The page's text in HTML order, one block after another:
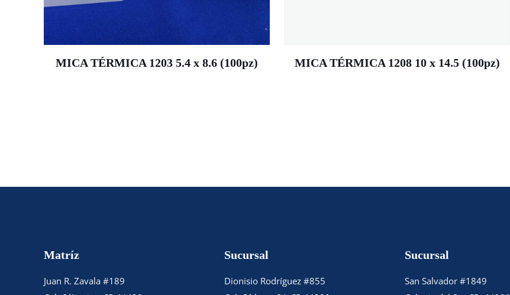
MICA TÉRMICA 1203 5.4 x 8.6 (100pz) MICA TÉRMICA 1208 10 x 14.5 (100pz)
Matríz
Juan R. Zavala #189
Sucursal
Dionisio Rodríguez #855
Sucursal
San Salvador #1849